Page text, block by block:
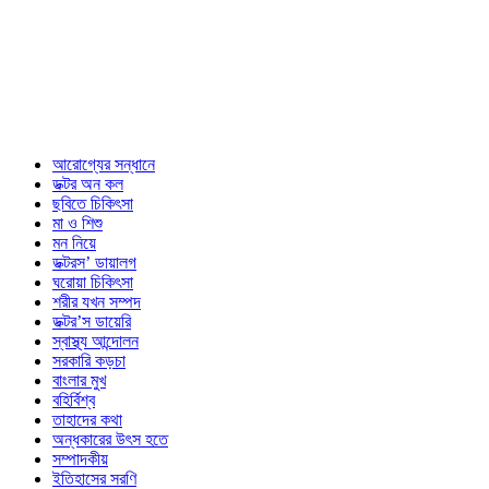
আরোগ্যের সন্ধানে
ডক্টর অন কল
ছবিতে চিকিৎসা
মা ও শিশু
মন নিয়ে
ডক্টরস’ ডায়ালগ
ঘরোয়া চিকিৎসা
শরীর যখন সম্পদ
ডক্টর’স ডায়েরি
স্বাস্থ্য আন্দোলন
সরকারি কড়চা
বাংলার মুখ
বহির্বিশ্ব
তাহাদের কথা
অন্ধকারের উৎস হতে
সম্পাদকীয়
ইতিহাসের সরণি